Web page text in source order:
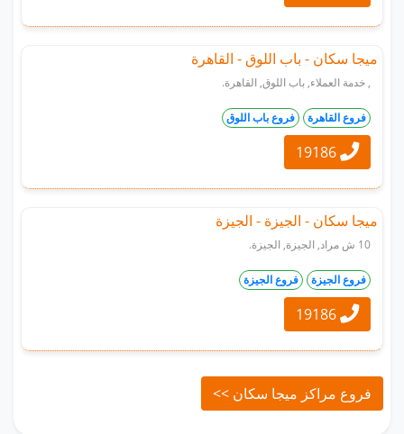
ميجا سكان - باب اللوق - القاهرة
, خدمة العملاء, باب اللوق, القاهرة.
فروع القاهرة فروع باب اللوق
ميجا سكان - الجيزة - الجيزة
10 ش مراد, الجيزة, الجيزة.
فروع الجيزة فروع الجيزة
فروع مراكز ميجا سكان >>